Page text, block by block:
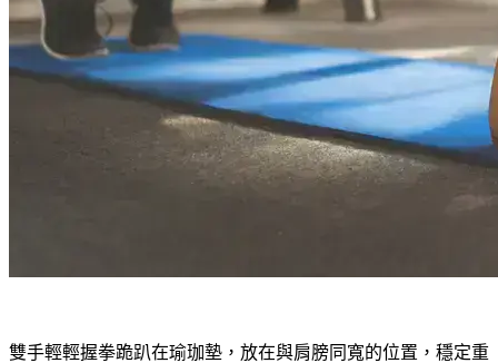
雙手輕輕握拳跪趴在瑜珈墊，放在與肩膀同寬的位置，穩定重